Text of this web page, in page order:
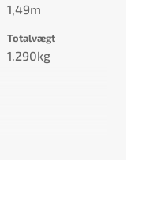
1,49m
Totalvægt
1.290kg